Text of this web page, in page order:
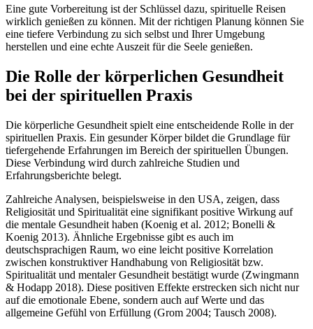
Eine gute Vorbereitung ist der Schlüssel dazu, spirituelle Reisen
wirklich genießen zu können. Mit der richtigen Planung können Sie
eine tiefere Verbindung zu sich selbst und Ihrer Umgebung
herstellen und eine echte Auszeit für die Seele genießen.
Die Rolle der körperlichen Gesundheit
bei der spirituellen Praxis
Die körperliche Gesundheit spielt eine entscheidende Rolle in der
spirituellen Praxis. Ein gesunder Körper bildet die Grundlage für
tiefergehende Erfahrungen im Bereich der spirituellen Übungen.
Diese Verbindung wird durch zahlreiche Studien und
Erfahrungsberichte belegt.
Zahlreiche Analysen, beispielsweise in den USA, zeigen, dass
Religiosität und Spiritualität eine signifikant positive Wirkung auf
die mentale Gesundheit haben (Koenig et al. 2012; Bonelli &
Koenig 2013). Ähnliche Ergebnisse gibt es auch im
deutschsprachigen Raum, wo eine leicht positive Korrelation
zwischen konstruktiver Handhabung von Religiosität bzw.
Spiritualität und mentaler Gesundheit bestätigt wurde (Zwingmann
& Hodapp 2018). Diese positiven Effekte erstrecken sich nicht nur
auf die emotionale Ebene, sondern auch auf Werte und das
allgemeine Gefühl von Erfüllung (Grom 2004; Tausch 2008).